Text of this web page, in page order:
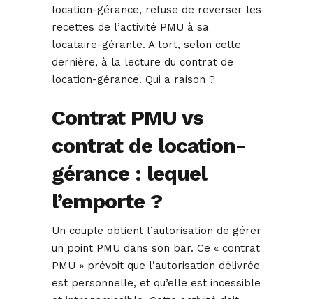
location-gérance, refuse de reverser les
recettes de l’activité PMU à sa
locataire-gérante. A tort, selon cette
dernière, à la lecture du contrat de
location-gérance. Qui a raison ?
Contrat PMU vs
contrat de location-
gérance : lequel
l’emporte ?
Un couple obtient l’autorisation de gérer
un point PMU dans son bar. Ce « contrat
PMU » prévoit que l’autorisation délivrée
est personnelle, et qu’elle est incessible